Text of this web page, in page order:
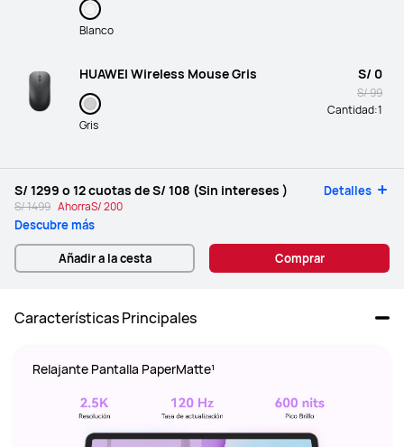
Blanco
HUAWEI Wireless Mouse Gris
Gris
S/ 0
S/ 99
Cantidad:1
S/ 1299 o 12 cuotas deS/ 108 (Sin intereses ) Detalles
S/ 1499 AhorraS/ 200
Descubre más
Añadir a la cesta Comprar
Características Principales